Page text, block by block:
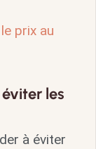
prix au
les
à éviter